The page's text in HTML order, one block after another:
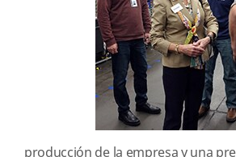
producción de la empresa y una